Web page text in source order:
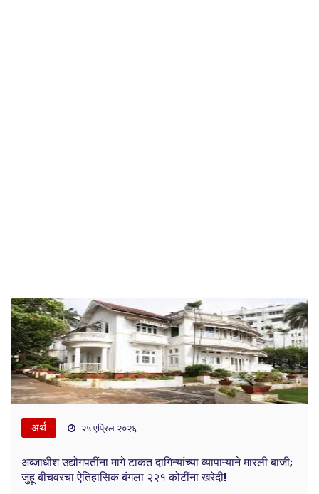
अर्थ २५ एप्रिल २०२६
अब्जाधीश उद्योगपतींना मागे टाकत दागिन्यांच्या व्यापाऱ्याने मारली बाजी;
जुहू बीचवरचा ऐतिहासिक बंगला २२१ कोटींना खरेदी!